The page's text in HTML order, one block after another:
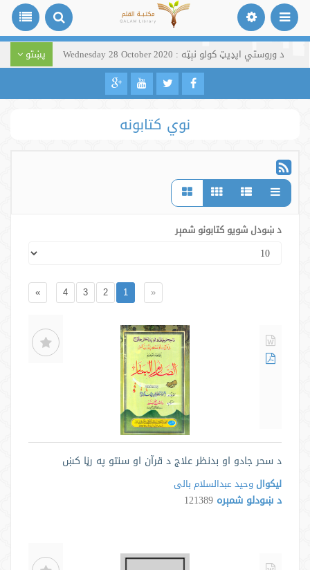
د وروستي اپډیټ کولو نېټه : Wednesday 28 October 2020 پښتو
نوي کتابونه
د ښودل شویو کتابونو شمېر
«
1
2
3
4
»
د سحر جادو او بدنظر علاج د قرآن او سنتو په رڼا کښ
لیکوالوحید عبدالسلام بالی
د ښودلو شمېره 121389